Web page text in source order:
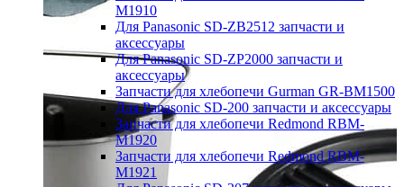
M1910
Для Panasonic SD-ZB2512 запчасти и
аксессуары
Для Panasonic SD-ZP2000 запчасти и
аксессуары
Запчасти для хлебопечи Gurman GR-BM1500
Для Panasonic SD-200 запчасти и аксессуары
Запчасти для хлебопечи Redmond RBM-
M1920
Запчасти для хлебопечи Redmond RBM-
M1921